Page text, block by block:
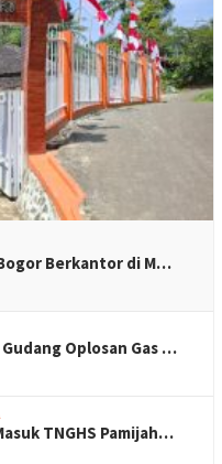
Berkantor di M…
Oplosan Gas …
TNGHS Pamijah…